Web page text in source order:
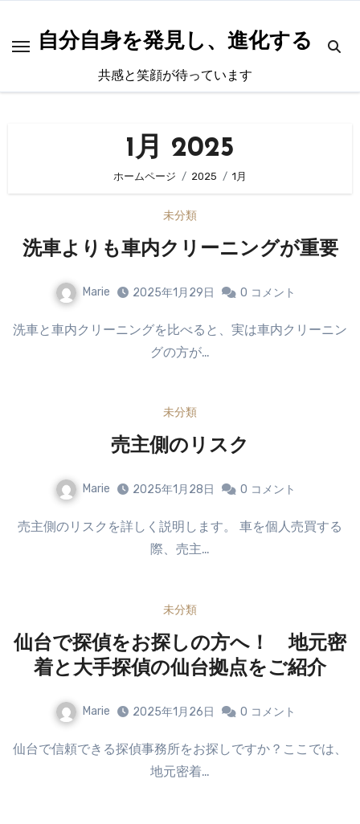
自分自身を発見し、進化する
共感と笑顔が待っています
1月 2025
ホームページ 2025 1月
未分類
洗車よりも車内クリーニングが重要
Marie 2025年1月29日 0 コメント
洗車と車内クリーニングを比べると、実は車内クリーニン
グの方が…
未分類
売主側のリスク
Marie 2025年1月28日 0 コメント
売主側のリスクを詳しく説明します。 車を個人売買する
際、売主…
未分類
仙台で探偵をお探しの方へ！ 地元密
着と大手探偵の仙台拠点をご紹介
Marie 2025年1月26日 0 コメント
仙台で信頼できる探偵事務所をお探しですか？ここでは、
地元密着…